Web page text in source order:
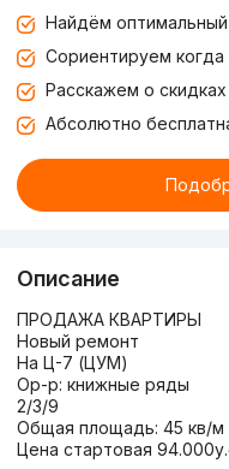
Найдём
Сориентируем когда
Расскажем о
Абсолютно
Описание
ПРОДАЖА КВАРТИРЫ
Новый ремонт
На Ц-7 (ЦУМ)
Ор-р: книжные ряды
2/3/9
Общая площадь: 45 кв/м
Цена стартовая